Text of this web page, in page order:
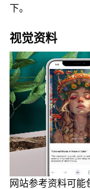
下。
视觉资料
网站参考资料可